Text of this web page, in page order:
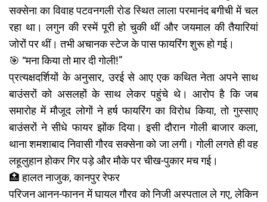
सक्सेना का विवाह पटवनगली रोड स्थित लाला परमानंद बगीची में चल
रहा था। लगुन की रस्में पूरी हो चुकी थीं और जयमाल की तैयारियां
जोरों पर थीं। तभी अचानक स्टेज के पास फायरिंग शुरू हो गई।
🎯 “मना किया तो मार दी गोली!”
प्रत्यक्षदर्शियों के अनुसार, उरई से आए एक कथित नेता अपने साथ
बाउंसरों को असलहों के साथ लेकर पहुंचे थे। आरोप है कि जब
समारोह में मौजूद लोगों ने हर्ष फायरिंग का विरोध किया, तो गुस्साए
बाउंसरों ने सीधे फायर झोंक दिया। इसी दौरान गोली बाजार कला,
थाना शमशाबाद निवासी गौरव सक्सेना को जा लगी। गोली लगते ही वह
लहूलुहान होकर गिर पड़े और मौके पर चीख-पुकार मच गई।
🏥 हालत नाजुक, कानपुर रेफर
परिजन आनन-फानन में घायल गौरव को निजी अस्पताल ले गए, लेकिन